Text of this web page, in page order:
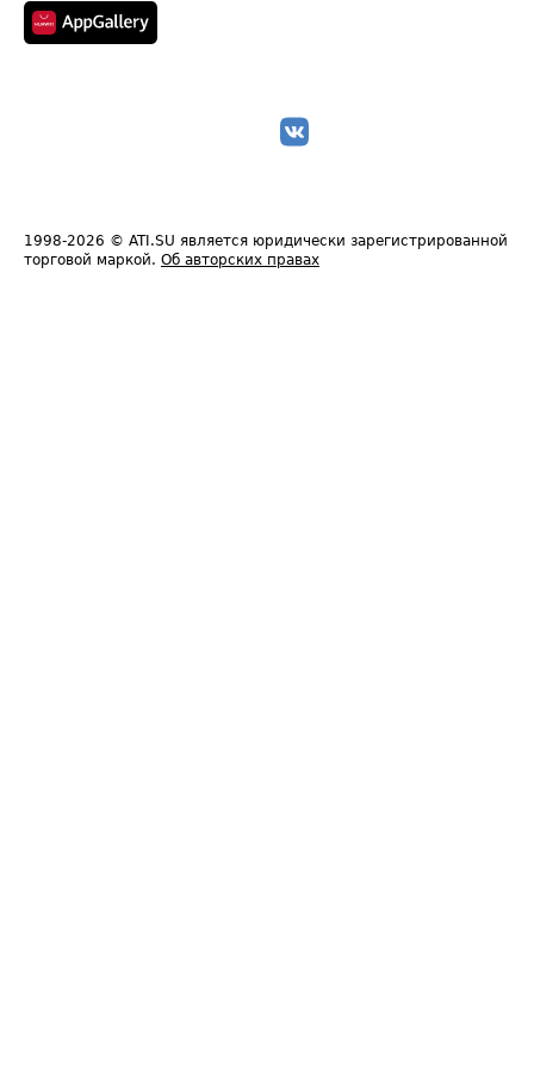
1998-2026 © ATI.SU является юридически зарегистрированной
торговой маркой. Об авторских правах